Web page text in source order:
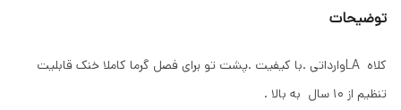
توضیحات
کلاه LAوارداتی .با کیفیت .پشت تو برای فصل گرما کاملا خنک قابلیت
تنظیم از ۱۰ سال به بالا .